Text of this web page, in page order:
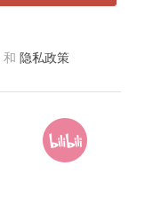
和 隐私政策